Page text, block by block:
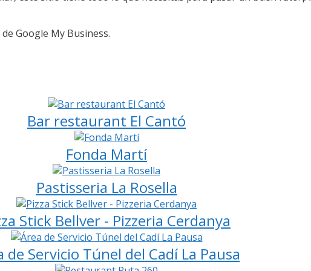
Google My Business.
Bar restaurant El Cantó
Fonda Martí
Pastisseria La Rosella
Stick Bellver - Pizzeria Cerdanya
de Servicio Túnel del Cadí La Pausa